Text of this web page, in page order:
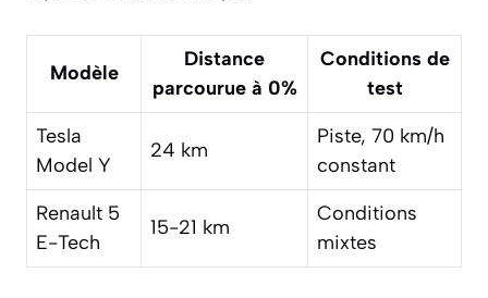
Modèle
Distance
parcourue à 0%
Conditions de
test
Tesla
Model Y
24 km
Piste, 70 km/h
constant
Renault 5
E-Tech
15-21 km
Conditions
mixtes